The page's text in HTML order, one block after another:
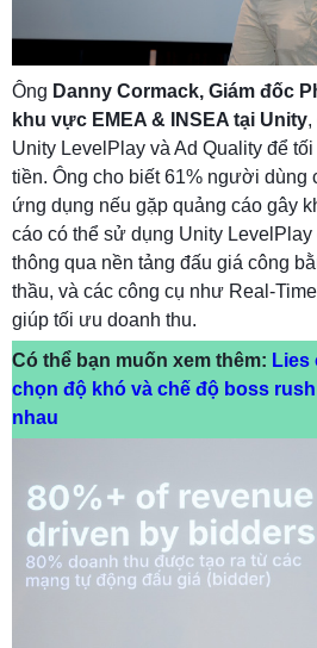
Ông Danny Cormack, Giám đốc
khu vực EMEA & INSEA tại Unity,
Unity LevelPlay và Ad Quality để
tiền. Ông cho biết 61% người dùng
ứng dụng nếu gặp quảng cáo gây
cáo có thể sử dụng Unity
thông qua nền tảng đấu giá công
thầu, và các công cụ như Real-
giúp tối ưu doanh thu.
Có thể bạn muốn xem thêm: Lies
chọn độ khó và chế độ boss
nhau